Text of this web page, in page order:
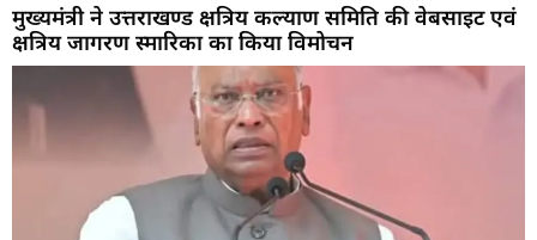
मुख्यमंत्री ने उत्तराखण्ड क्षत्रिय कल्याण समिति की वेबसाइट एवं
क्षत्रिय जागरण स्मारिका का किया विमोचन